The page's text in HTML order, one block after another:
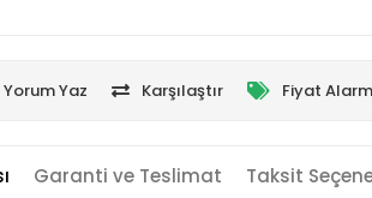
Yorum Yaz Karşılaştır Fiyat
Garanti ve Teslimat Taksit